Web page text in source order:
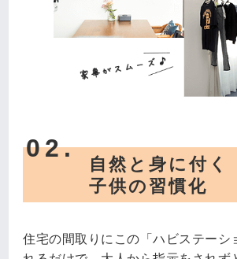
02.
自然と身に付く
子供の習慣化
住宅の間取りにこの「ハビステーシ